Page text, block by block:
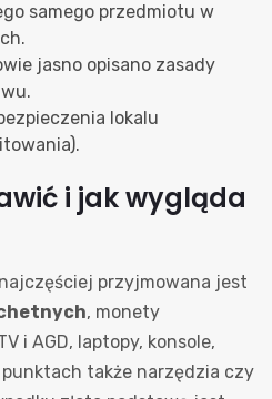
samego przedmiotu w
jasno opisano zasady
lokalu
i jak wygląda
przyjmowana jest
, monety
i AGD, laptopy, konsole,
także narzędzia czy